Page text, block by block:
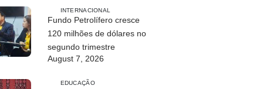
INTERNACIONAL
Fundo Petrolífero cresce
120 milhões de dólares no
segundo trimestre
August 7, 2026
EDUCAÇÃO